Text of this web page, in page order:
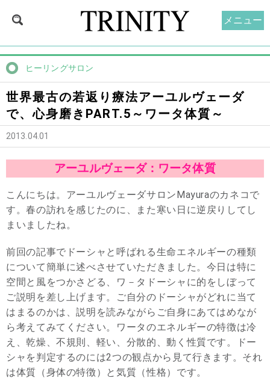
ヒーリングサロン
世界最古の若返り療法アーユルヴェーダ
で、心身磨きPART.5～ワータ体質～
2013.04.01
アーユルヴェーダ：ワータ体質
こんにちは。アーユルヴェーダサロンMayuraのカネコで
す。春の訪れを感じたのに、また寒い日に逆戻りしてし
まいましたね。
前回の記事でドーシャと呼ばれる生命エネルギーの種類
について簡単に述べさせていただきました。今日は特に
空間と風をつかさどる、ワ－タドーシャに的をしぼって
ご説明を差し上げます。ご自分のドーシャがどれに当て
はまるのかは、説明を読みながらご自身にあてはめなが
ら考えてみてください。ワータのエネルギーの特徴は冷
え、乾燥、不規則、軽い、分散的、動く性質です。ドー
シャを判定するのには2つの観点から見て行きます。それ
は体質（身体の特徴）と気質（性格）です。
メニュー